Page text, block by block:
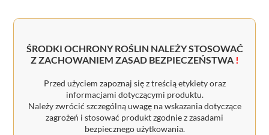
ŚRODKI OCHRONY ROŚLIN NALEŻY STOSOWAĆ
Z ZACHOWANIEM ZASAD BEZPIECZEŃSTWA !
Przed użyciem zapoznaj się z treścią etykiety oraz
informacjami dotyczącymi produktu.
Należy zwrócić szczególną uwagę na wskazania dotyczące
zagrożeń i stosować produkt zgodnie z zasadami
bezpiecznego użytkowania.